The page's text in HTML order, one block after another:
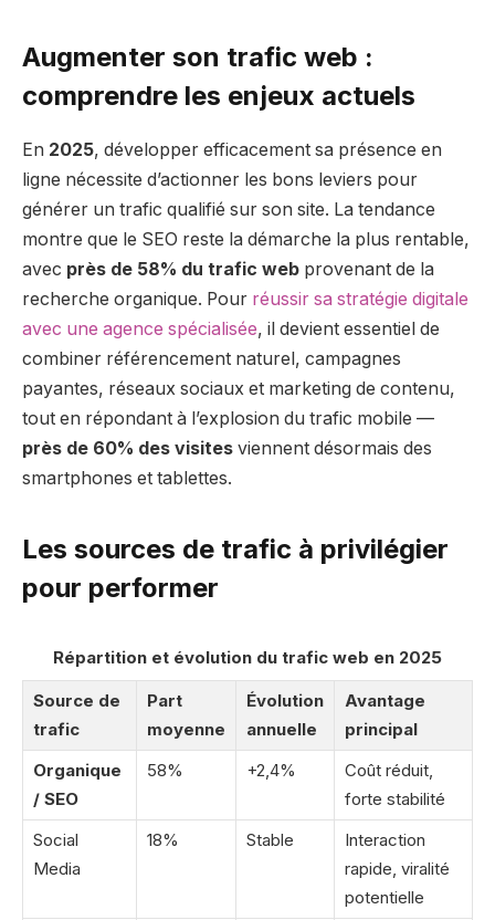
Augmenter son trafic web :
comprendre les enjeux actuels
En 2025, développer efficacement sa présence en
ligne nécessite d’actionner les bons leviers pour
générer un trafic qualifié sur son site. La tendance
montre que le SEO reste la démarche la plus rentable,
avec près de 58% du trafic web provenant de la
recherche organique. Pour réussir sa stratégie digitale
avec une agence spécialisée, il devient essentiel de
combiner référencement naturel, campagnes
payantes, réseaux sociaux et marketing de contenu,
tout en répondant à l’explosion du trafic mobile —
près de 60% des visites viennent désormais des
smartphones et tablettes.
Les sources de trafic à privilégier
pour performer
Répartition et évolution du trafic web en 2025
Source de
trafic
Part
moyenne
Évolution
annuelle
Avantage
principal
Organique
/ SEO
58% +2,4%
Coût réduit,
forte stabilité
Social
Media
18% Stable
Interaction
rapide, viralité
potentielle